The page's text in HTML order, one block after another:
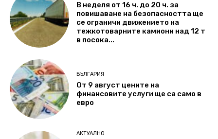
В неделя от 16 ч. до 20 ч. за
повишаване на безопасността ще
се ограничи движението на
тежкотоварните камиони над 12 т
в посока...
БЪЛГАРИЯ
От 9 август цените на
финансовите услуги ще са само в
евро
АКТУАЛНО